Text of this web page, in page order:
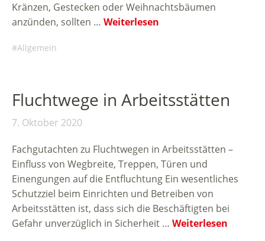
Kränzen, Gestecken oder Weihnachtsbäumen
anzünden, sollten … Weiterlesen
Allgemein
Fluchtwege in Arbeitsstätten
7. Oktober 2020
Fachgutachten zu Fluchtwegen in Arbeitsstätten –
Einfluss von Wegbreite, Treppen, Türen und
Einengungen auf die Entfluchtung Ein wesentliches
Schutzziel beim Einrichten und Betreiben von
Arbeitsstätten ist, dass sich die Beschäftigten bei
Gefahr unverzüglich in Sicherheit … Weiterlesen